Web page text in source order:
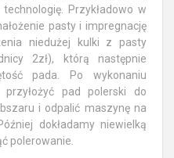
Przykładowo w
pasty i impregnację
niedużej kulki z pasty
2zł), którą następnie
pada. Po wykonaniu
pad polerski do
i odpalić maszynę na
dokładamy niewielką
polerowanie.